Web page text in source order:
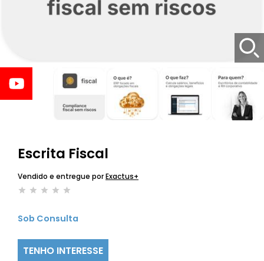
Escrita Fiscal
Vendido e entregue porExactus+
Sob Consulta
TENHO INTERESSE